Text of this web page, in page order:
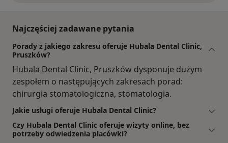
Najczęściej zadawane pytania
Porady z jakiego zakresu oferuje Hubala Dental Clinic,
Pruszków?
Hubala Dental Clinic, Pruszków dysponuje dużym
zespołem o następujących zakresach porad:
chirurgia stomatologiczna, stomatologia.
Jakie usługi oferuje Hubala Dental Clinic?
Czy Hubala Dental Clinic oferuje wizyty online, bez
potrzeby odwiedzenia placówki?